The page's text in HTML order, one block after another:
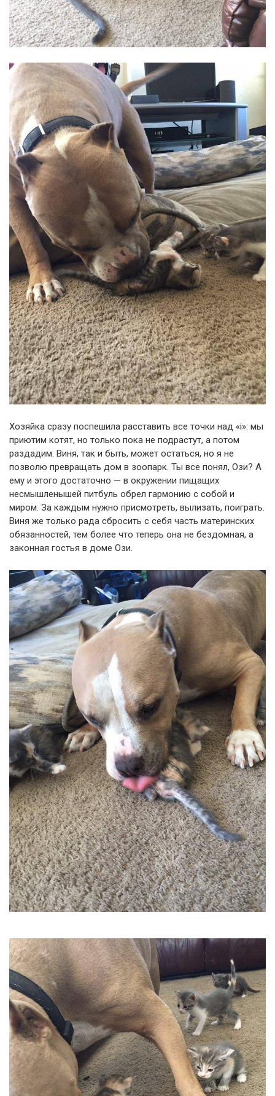
Хозяйка сразу поспешила расставить все точки над «i»: мы
приютим котят, но только пока не подрастут, а потом
раздадим. Виня, так и быть, может остаться, но я не
позволю превращать дом в зоопарк. Ты все понял, Ози? А
ему и этого достаточно — в окружении пищащих
несмышленышей питбуль обрел гармонию с собой и
миром. За каждым нужно присмотреть, вылизать, поиграть.
Виня же только рада сбросить с себя часть материнских
обязанностей, тем более что теперь она не бездомная, а
законная гостья в доме Ози.